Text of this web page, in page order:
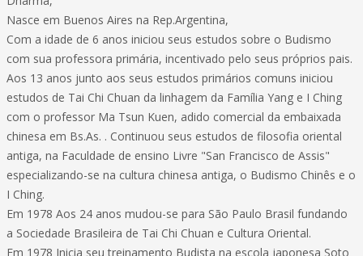
Nasce em Buenos Aires na Rep.Argentina,
Com a idade de 6 anos iniciou seus estudos sobre o Budismo
com sua professora primária, incentivado pelo seus próprios pais.
Aos 13 anos junto aos seus estudos primários comuns iniciou
estudos de Tai Chi Chuan da linhagem da Família Yang e I Ching
com o professor Ma Tsun Kuen, adido comercial da embaixada
chinesa em Bs.As. . Continuou seus estudos de filosofia oriental
antiga, na Faculdade de ensino Livre "San Francisco de Assis"
especializando-se na cultura chinesa antiga, o Budismo Chinês e o
I Ching.
Em 1978 Aos 24 anos mudou-se para São Paulo Brasil fundando
a Sociedade Brasileira de Tai Chi Chuan e Cultura Oriental.
Em 1978 Inicia seu treinamento Budista na escola japonesa Soto